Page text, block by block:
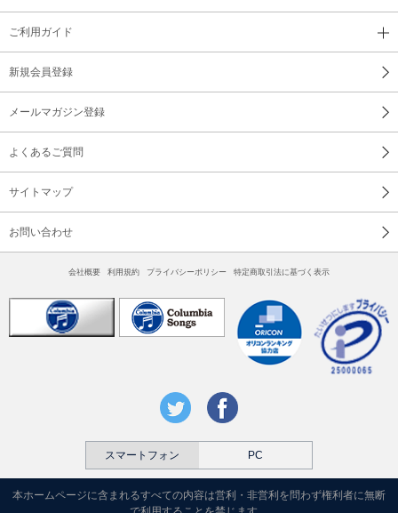
ご利用ガイド
新規会員登録
メールマガジン登録
よくあるご質問
サイトマップ
お問い合わせ
会社概要 利用規約 プライバシーポリシー 特定商取引法に基づく表示
スマートフォン PC
本ホームページに含まれるすべての内容は営利・非営利を問わず権利者に無断